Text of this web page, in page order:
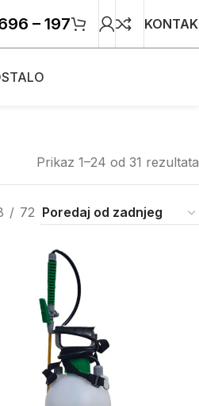
– 197
Prikaz 1–24 od 31 rezultata
72